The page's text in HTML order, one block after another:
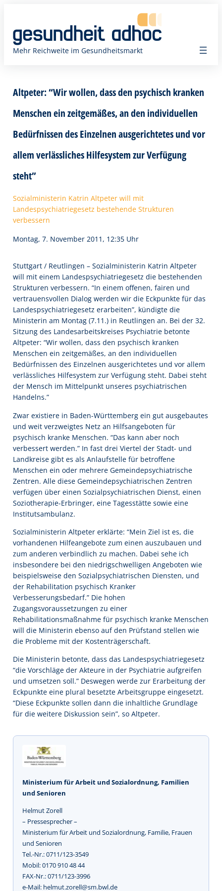
springen
Mehr Reichweite im Gesundheitsmarkt
Altpeter: “Wir wollen, dass den psychisch kranken
Menschen ein zeitgemäßes, an den individuellen
Bedürfnissen des Einzelnen ausgerichtetes und vor
allem verlässliches Hilfesystem zur Verfügung
steht”
Sozialministerin Katrin Altpeter will mit
Landespsychiatriegesetz bestehende Strukturen
verbessern
Montag, 7. November 2011, 12:35 Uhr
Stuttgart / Reutlingen – Sozialministerin Katrin Altpeter
will mit einem Landespsychiatriegesetz die bestehenden
Strukturen verbessern. “In einem offenen, fairen und
vertrauensvollen Dialog werden wir die Eckpunkte für das
Landespsychiatriegesetz erarbeiten”, kündigte die
Ministerin am Montag (7.11.) in Reutlingen an. Bei der 32.
Sitzung des Landesarbeitskreises Psychiatrie betonte
Altpeter: “Wir wollen, dass den psychisch kranken
Menschen ein zeitgemäßes, an den individuellen
Bedürfnissen des Einzelnen ausgerichtetes und vor allem
verlässliches Hilfesystem zur Verfügung steht. Dabei steht
der Mensch im Mittelpunkt unseres psychiatrischen
Handelns.”
Zwar existiere in Baden-Württemberg ein gut ausgebautes
und weit verzweigtes Netz an Hilfsangeboten für
psychisch kranke Menschen. “Das kann aber noch
verbessert werden.” In fast drei Viertel der Stadt- und
Landkreise gibt es als Anlaufstelle für betroffene
Menschen ein oder mehrere Gemeindepsychiatrische
Zentren. Alle diese Gemeindepsychiatrischen Zentren
verfügen über einen Sozialpsychiatrischen Dienst, einen
Soziotherapie-Erbringer, eine Tagesstätte sowie eine
Institutsambulanz.
Sozialministerin Altpeter erklärte: “Mein Ziel ist es, die
vorhandenen Hilfeangebote zum einen auszubauen und
zum anderen verbindlich zu machen. Dabei sehe ich
insbesondere bei den niedrigschwelligen Angeboten wie
beispielsweise den Sozialpsychiatrischen Diensten, und
der Rehabilitation psychisch Kranker
Verbesserungsbedarf.” Die hohen
Zugangsvoraussetzungen zu einer
Rehabilitationsmaßnahme für psychisch kranke Menschen
will die Ministerin ebenso auf den Prüfstand stellen wie
die Probleme mit der Kostenträgerschaft.
Die Ministerin betonte, dass das Landespsychiatriegesetz
“die Vorschläge der Akteure in der Psychiatrie aufgreifen
und umsetzen soll.” Deswegen werde zur Erarbeitung der
Eckpunkte eine plural besetzte Arbeitsgruppe eingesetzt.
“Diese Eckpunkte sollen dann die inhaltliche Grundlage
für die weitere Diskussion sein”, so Altpeter.
Ministerium für Arbeit und Sozialordnung, Familien
und Senioren
Helmut Zorell
– Pressesprecher –
Ministerium für Arbeit und Sozialordnung, Familie, Frauen
und Senioren
Tel.-Nr.: 0711/123-3549
Mobil: 0170 910 48 44
FAX-Nr.: 0711/123-3996
e-Mail: helmut.zorell@sm.bwl.de